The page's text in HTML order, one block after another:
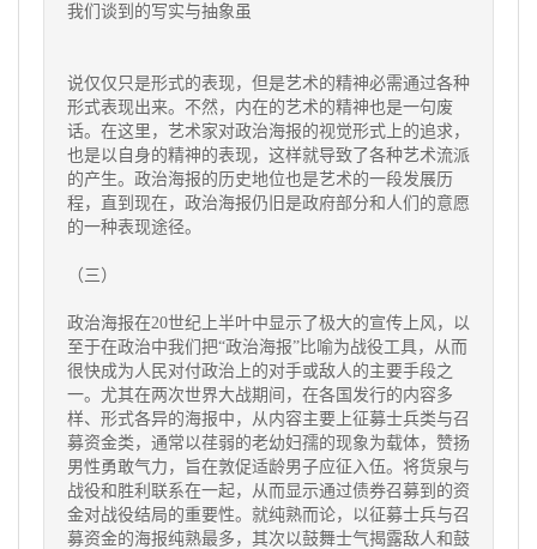
我们谈到的写实与抽象虽
说仅仅只是形式的表现，但是艺术的精神必需通过各种
形式表现出来。不然，内在的艺术的精神也是一句废
话。在这里，艺术家对政治海报的视觉形式上的追求，
也是以自身的精神的表现，这样就导致了各种艺术流派
的产生。政治海报的历史地位也是艺术的一段发展历
程，直到现在，政治海报仍旧是政府部分和人们的意愿
的一种表现途径。
（三）
政治海报在20世纪上半叶中显示了极大的宣传上风，以
至于在政治中我们把“政治海报”比喻为战役工具，从而
很快成为人民对付政治上的对手或敌人的主要手段之
一。尤其在两次世界大战期间，在各国发行的内容多
样、形式各异的海报中，从内容主要上征募士兵类与召
募资金类，通常以荏弱的老幼妇孺的现象为载体，赞扬
男性勇敢气力，旨在敦促适龄男子应征入伍。将货泉与
战役和胜利联系在一起，从而显示通过债券召募到的资
金对战役结局的重要性。就纯熟而论，以征募士兵与召
募资金的海报纯熟最多，其次以鼓舞士气揭露敌人和鼓